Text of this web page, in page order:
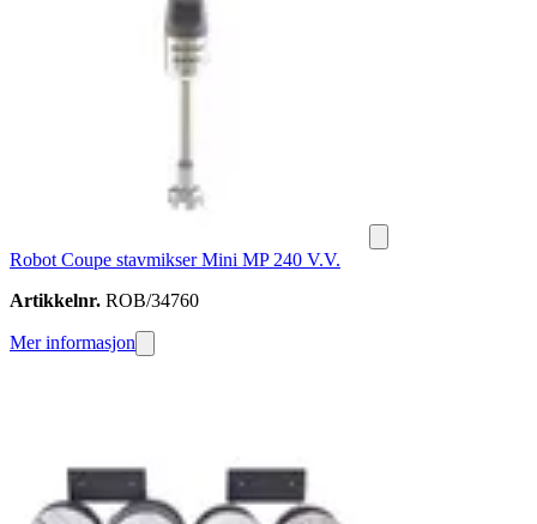
Robot Coupe stavmikser Mini MP 240 V.V.
Artikkelnr. ROB/34760
Mer informasjon